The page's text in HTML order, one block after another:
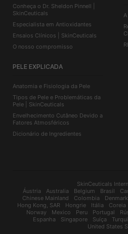
Conheça o Dr. Sheldon Pinnell |
SkinCeuticals
Especialista em Antioxidantes
Ensaios Clínicos | SkinCeuticals
O nosso compromisso
PELE EXPLICADA
Anatomia e Fisiologia da Pele
Tipos de Pele e Problemáticas da
Pele | SkinCeuticals
Envelhecimento Cutâneo Devido a
Fatores Atmosféricos
Dicionário de Ingredientes
SkinCeuticals
Áustria
Australia Belgium Brasil
Chinese Mainland
Colombia Denmark
Hong Kong, SAR
Hongrie Itália Coreia
Norway
Mexico Peru Portugal
Espanha
Singapore Suíça
United States